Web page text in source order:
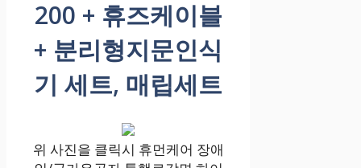
200 + 휴즈케이블
+ 분리형지문인식
기 세트, 매립세트
위 사진을 클릭시 휴먼케어 장애